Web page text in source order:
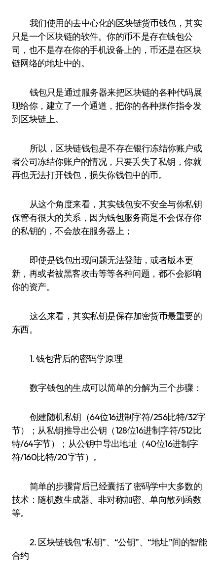
我们使用的去中心化的区块链货币钱包，其实
只是一个区块链的软件。你的币不是存在钱包公
司，也不是存在你的手机设备上的，币还是在区块
链网络的地址中的。
钱包只是通过服务器来把区块链的各种代码展
现给你，建立了一个通道，把你的各种操作指令发
到区块链上。
所以，区块链钱包是不存在银行冻结你账户或
者公司冻结你账户的情况，只要丢失了私钥，你就
再也无法打开钱包，损失你钱包中的币。
从这个角度来看，其实钱包安不安全与你私钥
保管有很大的关系，因为钱包服务商是不会保存你
的私钥的，不会放在服务器上；
即使是钱包出现问题无法登陆，或者版本更
新，再或者被黑客攻击等等各种问题，都不会影响
你的资产。
这么来看，其实私钥是保存加密货币最重要的
东西。
1. 钱包背后的密码学原理
数字钱包的生成可以简单的分解为三个步骤：
创建随机私钥（64位16进制字符/256比特/32字
节）；从私钥推导出公钥（128位16进制字符/512比
特/64字节）；从公钥中导出地址（40位16进制字
符/160比特/20字节）。
简单的步骤背后已经囊括了密码学中大多数的
技术：随机数生成器、非对称加密、单向散列函数
等。
2. 区块链钱包“私钥”、“公钥”、“地址”间的智能
合约